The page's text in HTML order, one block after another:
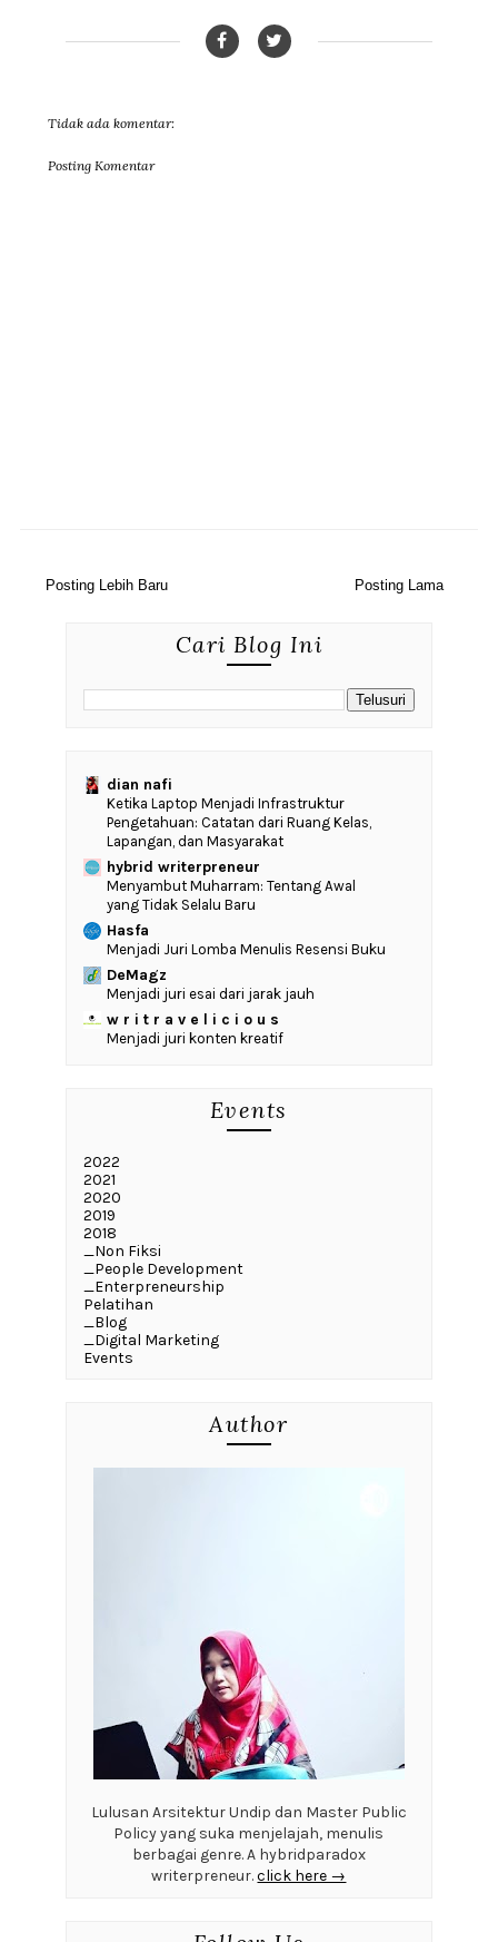
Tidak ada komentar:
Posting Komentar
Posting Lebih Baru Posting Lama
Cari Blog Ini
dian nafi
Ketika Laptop Menjadi Infrastruktur
Pengetahuan: Catatan dari Ruang Kelas,
Lapangan, dan Masyarakat
hybrid writerpreneur
Menyambut Muharram: Tentang Awal
yang Tidak Selalu Baru
Hasfa
Menjadi Juri Lomba Menulis Resensi Buku
DeMagz
Menjadi juri esai dari jarak jauh
w r i t r a v e l i c i o u s
Menjadi juri konten kreatif
Events
2022
2021
2020
2019
2018
_Non Fiksi
_People Development
_Enterpreneurship
Pelatihan
_Blog
_Digital Marketing
Events
Author
Lulusan Arsitektur Undip dan Master Public
Policy yang suka menjelajah, menulis
berbagai genre. A hybridparadox
writerpreneur.click here →